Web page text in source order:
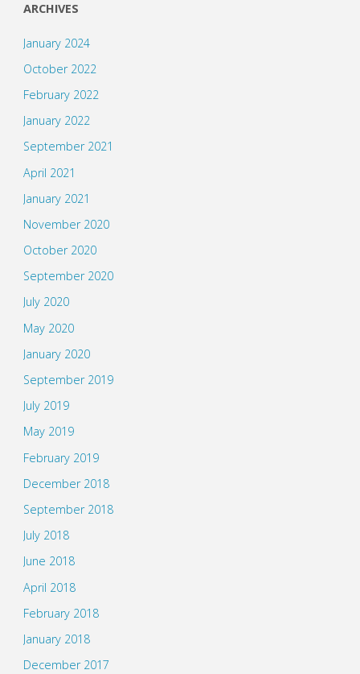
ARCHIVES
January 2024
October 2022
February 2022
January 2022
September 2021
April 2021
January 2021
November 2020
October 2020
September 2020
July 2020
May 2020
January 2020
September 2019
July 2019
May 2019
February 2019
December 2018
September 2018
July 2018
June 2018
April 2018
February 2018
January 2018
December 2017